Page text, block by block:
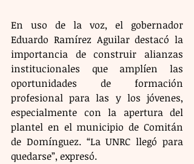
En uso de la voz, el gobernador
Eduardo Ramírez Aguilar destacó la
importancia de construir alianzas
institucionales que amplíen las
oportunidades de formación
profesional para las y los jóvenes,
especialmente con la apertura del
plantel en el municipio de Comitán
de Domínguez. “La UNRC llegó para
quedarse”, expresó.